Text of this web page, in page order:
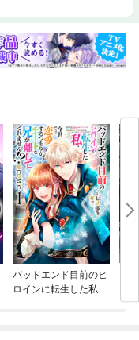
バッドエンド目前のヒ
ロインに転生した私、